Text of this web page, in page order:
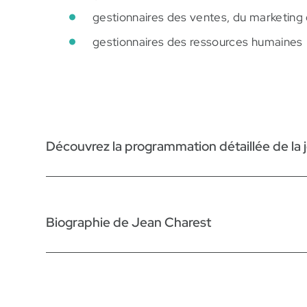
gestionnaires des ventes, du
gestionnaires des ressources humaines
Découvrez la programmation détaillée de la
8h00 – Accueil des
8 h 50 – Mot de bienvenue
Biographie de Jean Charest